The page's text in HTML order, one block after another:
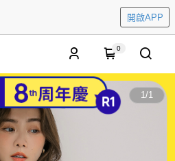
開啟APP
0
1/1